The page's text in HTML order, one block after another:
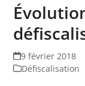
9 février 2018
Défiscalisation